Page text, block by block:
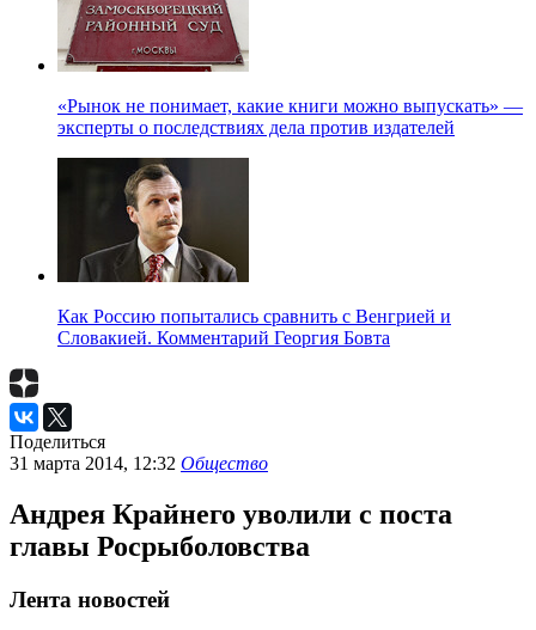
«Рынок не понимает, какие книги можно выпускать» —
эксперты о последствиях дела против издателей
Как Россию попытались сравнить с Венгрией и
Словакией. Комментарий Георгия Бовта
Поделиться
31 марта 2014, 12:32 Общество
Андрея Крайнего уволили с поста
главы Росрыболовства
Лента новостей